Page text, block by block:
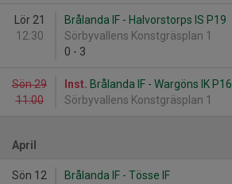
Lör 21
12:30
Brålanda IF - Halvorstorps IS P19
Sörbyvallens Konstgräsplan 1
0 - 3
Sön 29
11:00
Inst. Brålanda IF - Wargöns IK P16
Sörbyvallens Konstgräsplan 1
April
Sön 12
Brålanda IF - Tösse IF